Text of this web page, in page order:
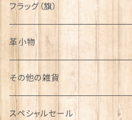
フラッグ（旗）
革小物
その他の雑貨
ミニカー
スペシャルセール